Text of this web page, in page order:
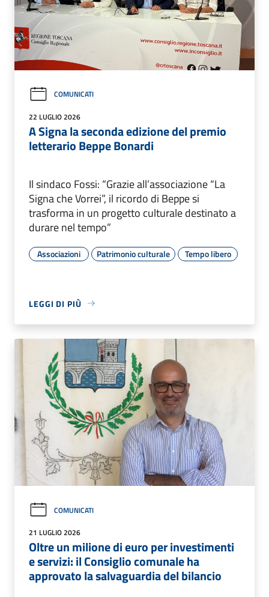
COMUNICATI
22 LUGLIO 2026
A Signa la seconda edizione del premio
letterario Beppe Bonardi
Il sindaco Fossi: “Grazie all’associazione “La
Signa che Vorrei”, il ricordo di Beppe si
trasforma in un progetto culturale destinato a
durare nel tempo”
Associazioni Patrimonio culturale Tempo libero
LEGGI DI PIÙ
COMUNICATI
21 LUGLIO 2026
Oltre un milione di euro per investimenti
e servizi: il Consiglio comunale ha
approvato la salvaguardia del bilancio